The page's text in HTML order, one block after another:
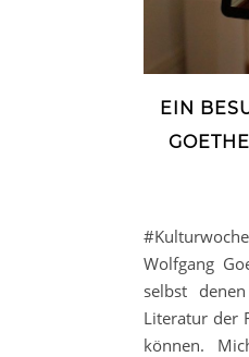
EIN
Wolfgang
selbst
Literatur der
können.